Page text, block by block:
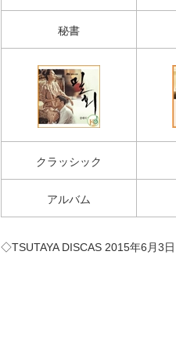
秘書
クラッシック
アルバム
◇TSUTAYA DISCAS 2015年6月3